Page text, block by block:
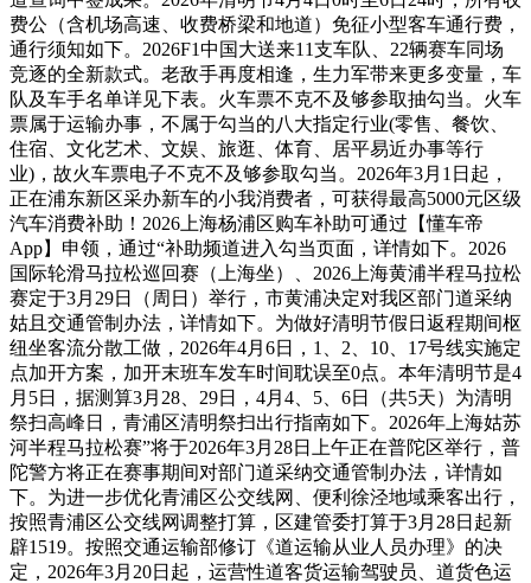
费公（含机场高速、收费桥梁和地道）免征小型客车通行费，
通行须知如下。2026F1中国大送来11支车队、22辆赛车同场
竞逐的全新款式。老敌手再度相逢，生力军带来更多变量，车
队及车手名单详见下表。火车票不克不及够参取抽勾当。火车
票属于运输办事，不属于勾当的八大指定行业(零售、餐饮、
住宿、文化艺术、文娱、旅逛、体育、居平易近办事等行
业)，故火车票电子不克不及够参取勾当。2026年3月1日起，
正在浦东新区采办新车的小我消费者，可获得最高5000元区级
汽车消费补助！2026上海杨浦区购车补助可通过【懂车帝
App】申领，通过“补助频道进入勾当页面，详情如下。2026
国际轮滑马拉松巡回赛（上海坐）、2026上海黄浦半程马拉松
赛定于3月29日（周日）举行，市黄浦决定对我区部门道采纳
姑且交通管制办法，详情如下。为做好清明节假日返程期间枢
纽坐客流分散工做，2026年4月6日，1、2、10、17号线实施定
点加开方案，加开末班车发车时间耽误至0点。本年清明节是4
月5日，据测算3月28、29日，4月4、5、6日（共5天）为清明
祭扫高峰日，青浦区清明祭扫出行指南如下。2026年上海姑苏
河半程马拉松赛”将于2026年3月28日上午正在普陀区举行，普
陀警方将正在赛事期间对部门道采纳交通管制办法，详情如
下。为进一步优化青浦区公交线网、便利徐泾地域乘客出行，
按照青浦区公交线网调整打算，区建管委打算于3月28日起新
辟1519。按照交通运输部修订《道运输从业人员办理》的决
定，2026年3月20日起，运营性道客货运输驾驶员、道货色运